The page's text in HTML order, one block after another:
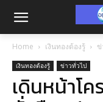
Home เงินทองต้องรู้
เงินทองต้องรู้ ข่าวทั่วไป
เดินหน้าโค